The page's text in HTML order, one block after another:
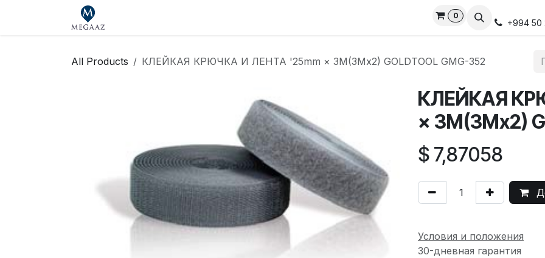
Свяжитесь с нами
0
+994 50
All Products КЛЕЙКАЯ КРЮЧКА И ЛЕНТА '25mm × 3M(3Mx2) GOLDTOOL GMG-352
КЛЕЙКАЯ
× 3M(3Mx2)
$ 7,87058
Условия и положения
30-дневная гарантия